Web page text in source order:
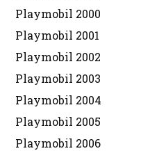
Playmobil 2000
Playmobil 2001
Playmobil 2002
Playmobil 2003
Playmobil 2004
Playmobil 2005
Playmobil 2006